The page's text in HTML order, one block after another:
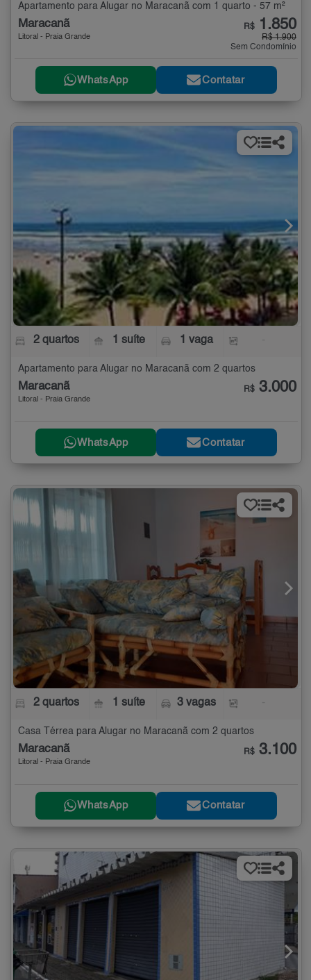
Apartamento para Alugar no Maracanã com 1 quarto - 57 m²
Maracanã
Litoral - Praia Grande
R$ 1.850
R$ 1.900
Sem Condomínio
WhatsApp Contatar
2 quartos 1 suíte 1 vaga
Apartamento para Alugar no Maracanã com 2 quartos
Maracanã
Litoral - Praia Grande
R$ 3.000
WhatsApp Contatar
2 quartos 1 suíte 3 vagas
Casa Térrea para Alugar no Maracanã com 2 quartos
Maracanã
Litoral - Praia Grande
R$ 3.100
WhatsApp Contatar